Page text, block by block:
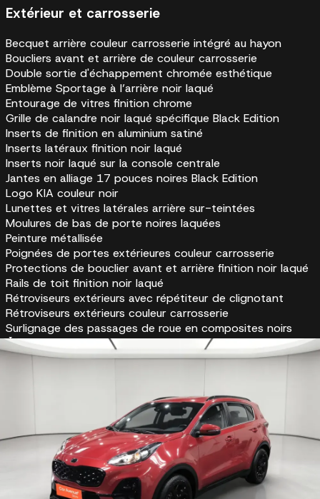
Extérieur et carrosserie
Becquet arrière couleur carrosserie intégré au hayon
Boucliers avant et arrière de couleur carrosserie
Double sortie d'échappement chromée esthétique
Emblème Sportage à l’arrière noir laqué
Entourage de vitres finition chrome
Grille de calandre noir laqué spécifique Black Edition
Inserts de finition en aluminium satiné
Inserts latéraux finition noir laqué
Inserts noir laqué sur la console centrale
Jantes en alliage 17 pouces noires Black Edition
Logo KIA couleur noir
Lunettes et vitres latérales arrière sur-teintées
Moulures de bas de porte noires laquées
Peinture métallisée
Poignées de portes extérieures couleur carrosserie
Protections de bouclier avant et arrière finition noir laqué
Rails de toit finition noir laqué
Rétroviseurs extérieurs avec répétiteur de clignotant
Rétroviseurs extérieurs couleur carrosserie
Surlignage des passages de roue en composites noirs
Mécanique et performance
Direction à assistance électrique asservie à la vitesse (R-
Système Stop & Go (ISG)
Éclairage